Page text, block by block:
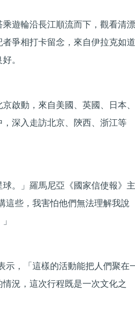
遊輪沿長江順流而下，觀看清漂
爭相打卡留念，來自伊拉克如道
。
啟動，來自美國、英國、日本、
深入走訪北京、陝西、浙江等
球。」羅馬尼亞《國家信使報》主
這些，我害怕他們無法理解我說
示，「這樣的活動能把人們聚在
況，這次行程既是一次文化之